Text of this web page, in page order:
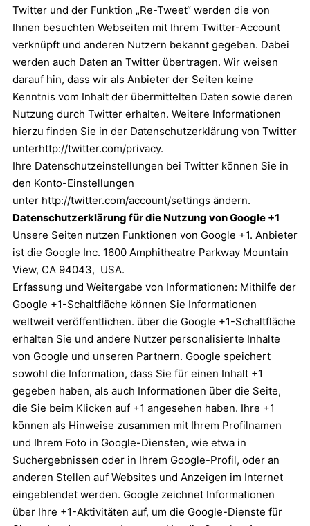
Twitter und der Funktion „Re-Tweet“ werden die von
Ihnen besuchten Webseiten mit Ihrem Twitter-Account
verknüpft und anderen Nutzern bekannt gegeben. Dabei
werden auch Daten an Twitter übertragen. Wir weisen
darauf hin, dass wir als Anbieter der Seiten keine
Kenntnis vom Inhalt der übermittelten Daten sowie deren
Nutzung durch Twitter erhalten. Weitere Informationen
hierzu finden Sie in der Datenschutzerklärung von Twitter
unterhttp://twitter.com/privacy.
Ihre Datenschutzeinstellungen bei Twitter können Sie in
den Konto-Einstellungen
unter http://twitter.com/account/settings ändern.
Datenschutzerklärung für die Nutzung von Google +1
Unsere Seiten nutzen Funktionen von Google +1. Anbieter
ist die Google Inc. 1600 Amphitheatre Parkway Mountain
View, CA 94043, USA.
Erfassung und Weitergabe von Informationen: Mithilfe der
Google +1-Schaltfläche können Sie Informationen
weltweit veröffentlichen. über die Google +1-Schaltfläche
erhalten Sie und andere Nutzer personalisierte Inhalte
von Google und unseren Partnern. Google speichert
sowohl die Information, dass Sie für einen Inhalt +1
gegeben haben, als auch Informationen über die Seite,
die Sie beim Klicken auf +1 angesehen haben. Ihre +1
können als Hinweise zusammen mit Ihrem Profilnamen
und Ihrem Foto in Google-Diensten, wie etwa in
Suchergebnissen oder in Ihrem Google-Profil, oder an
anderen Stellen auf Websites und Anzeigen im Internet
eingeblendet werden. Google zeichnet Informationen
über Ihre +1-Aktivitäten auf, um die Google-Dienste für